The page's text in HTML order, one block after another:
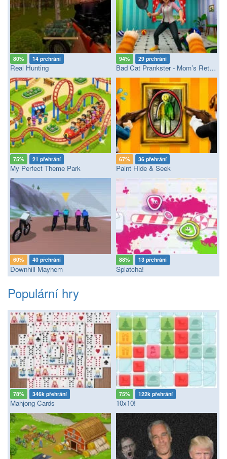
80% 14 přehrání
Real Hunting
94% 29 přehrání
Bad Cat Prankster - Mom’s Return
75% 21 přehrání
My Perfect Theme Park
67% 36 přehrání
Paint Hide & Seek
60% 40 přehrání
Downhill Mayhem
88% 13 přehrání
Splatcha!
Populární hry
78% 346k přehrání
Mahjong Cards
75% 122k přehrání
10x10!